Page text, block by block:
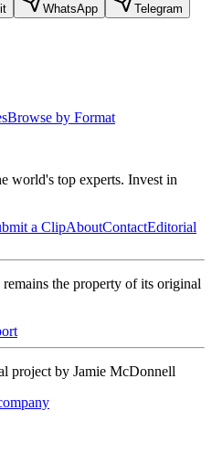
WhatsApp Telegram
Browse by Format
world's top experts. Invest in
a ClipAboutContactEditorial
the property of its original
project by Jamie McDonnell